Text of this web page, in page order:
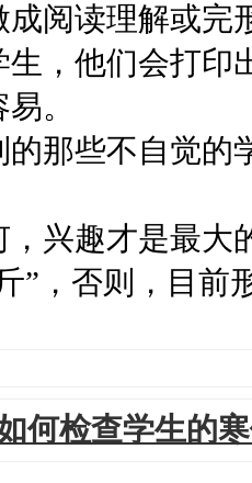
阅读理解或完
，他们会打印
。
的那些不自觉的
兴趣才是最大
”，否则，目前
何检查学生的